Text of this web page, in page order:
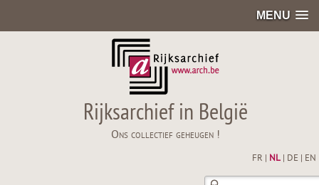
MENU
Rijksarchief in België
Ons collectief geheugen !
FR NL| DE EN